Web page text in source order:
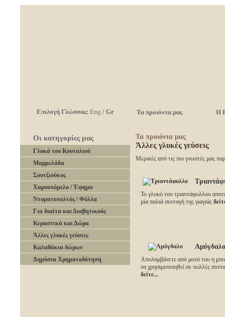
Επιλογή Γλώσσας: Eng / Gr Τα προιόντα μας Η
Οι κατηγορίες μας
Γλυκά του Κουταλιού
Μαρμελάδα
Σουτζιούκος
Χαρουπόμελο / Έψημα
Ντοματοπολτός / Φύλλα
Για διαίτα και Διαβητικούς
Κεραστικά και Δώρα
Άλλες γλυκές γεύσεις
Καλαθάκια δώρων
Δημόσια Χρηματοδότηση
Τα προιόντα μας
Άλλες γλυκές γεύσεις
Μερικές από τις πιο γνωστές μας
Το γλυκό του τριαντάφυλλου
μία παλιά συνταγή της γιαγιάς
Αμύγδαλο
Απολαμβάνετε από μονό του η
να χρησιμοποιηθεί σε πολλές
δείτε...